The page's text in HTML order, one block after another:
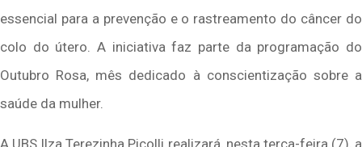
essencial para a prevenção e o rastreamento do câncer do
colo do útero. A iniciativa faz parte da programação do
Outubro Rosa, mês dedicado à conscientização sobre a
saúde da mulher.
A UBS Ilza Terezinha Picolli realizará, nesta terça-feira (7), a